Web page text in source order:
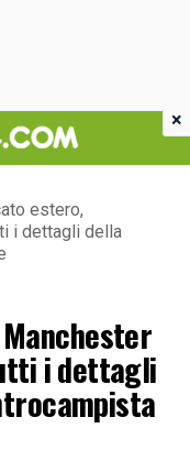
estero,
i dettagli della
i dettagli
×